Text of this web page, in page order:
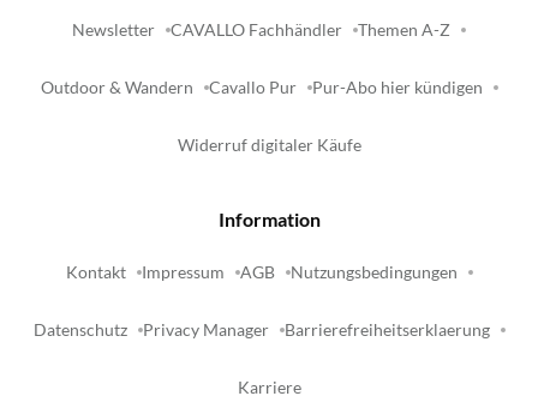
Newsletter CAVALLO Fachhändler Themen A-Z
Outdoor & Wandern Cavallo Pur Pur-Abo hier kündigen
Widerruf digitaler Käufe
Information
Kontakt Impressum AGB Nutzungsbedingungen
Datenschutz Privacy Manager Barrierefreiheitserklaerung
Karriere